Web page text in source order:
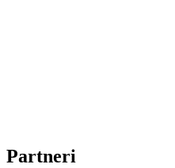
Partneri